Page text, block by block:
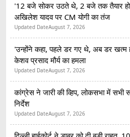
'12 बजे सोकर उठते थे, 2 बजे तक तैयार
अखिलेश यादव पर CM योगी का तंज
Updated DateAugust 7, 2026
'उन्होंने कहा, पहले डर गए थे, अब डर खत्म
केशव प्रसाद मौर्य का हमला
Updated DateAugust 7, 2026
कांग्रेस ने जारी की व्हिप, लोकसभा में सभी
निर्देश
Updated DateAugust 7, 2026